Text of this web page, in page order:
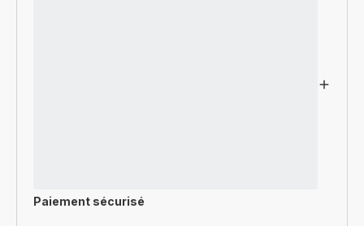
Paiement sécurisé